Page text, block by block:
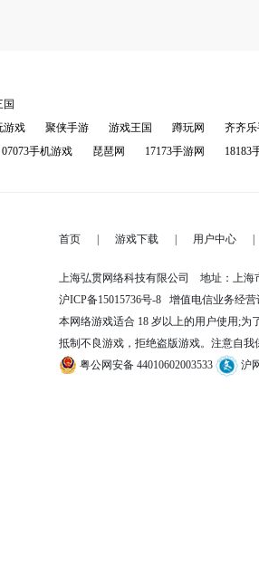
国
游戏 聚侠手游 游戏王国 蹲玩网
齐齐
07073手机游戏 琵琶网 17173手游网 18183
首页 | 游戏下载 | 用户中心 |
上海弘贯网络科技有限公司 地址：上海
沪ICP备15015736号-8
增值电信业务经营
本网络游戏适合 18 岁以上的用户使用;为
抵制不良游戏，拒绝盗版游戏。注意自
粤公网安备 44010602003533
沪